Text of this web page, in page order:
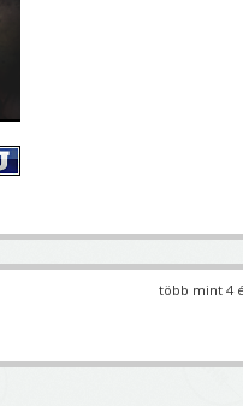
több mint 4